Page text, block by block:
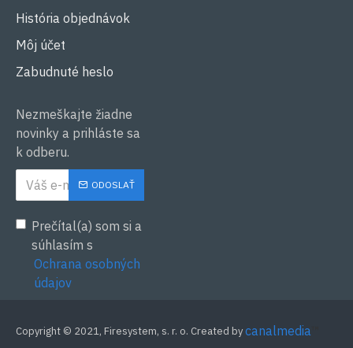
História objednávok
Môj účet
Zabudnuté heslo
Nezmeškajte žiadne
novinky a prihláste sa
k odberu.
ODOSLAŤ
Prečítal(a) som si a
súhlasím s
Ochrana osobných
údajov
Copyright © 2021, Firesystem, s. r. o. Created bycanalmedia